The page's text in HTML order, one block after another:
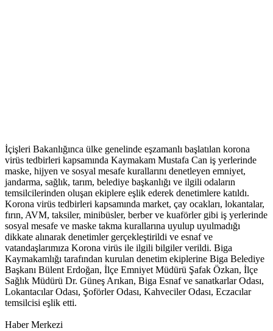
İçişleri Bakanlığınca ülke genelinde eşzamanlı başlatılan korona
virüs tedbirleri kapsamında Kaymakam Mustafa Can iş yerlerinde
maske, hijyen ve sosyal mesafe kurallarını denetleyen emniyet,
jandarma, sağlık, tarım, belediye başkanlığı ve ilgili odaların
temsilcilerinden oluşan ekiplere eşlik ederek denetimlere katıldı.
Korona virüs tedbirleri kapsamında market, çay ocakları, lokantalar,
fırın, AVM, taksiler, minibüsler, berber ve kuaförler gibi iş yerlerinde
sosyal mesafe ve maske takma kurallarına uyulup uyulmadığı
dikkate alınarak denetimler gerçekleştirildi ve esnaf ve
vatandaşlarımıza Korona virüs ile ilgili bilgiler verildi. Biga
Kaymakamlığı tarafından kurulan denetim ekiplerine Biga Belediye
Başkanı Bülent Erdoğan, İlçe Emniyet Müdürü Şafak Özkan, İlçe
Sağlık Müdürü Dr. Güneş Arıkan, Biga Esnaf ve sanatkarlar Odası,
Lokantacılar Odası, Şoförler Odası, Kahveciler Odası, Eczacılar
temsilcisi eşlik etti.
Haber Merkezi